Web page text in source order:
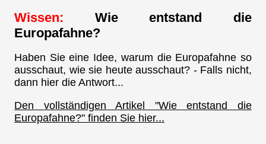
Wissen: Wie entstand die
Europafahne?
Haben Sie eine Idee, warum die Europafahne so
ausschaut, wie sie heute ausschaut? - Falls nicht,
dann hier die Antwort...
Den vollständigen Artikel "Wie entstand die
Europafahne?" finden Sie hier...